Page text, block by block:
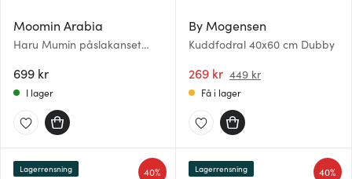
Moomin Arabia
Haru Mumin påslakanset
699 kr
I lager
By Mogensen
Kuddfodral 40x60 cm Dubby
269 kr 449 kr
Få i lager
40%
Lagerrensning 40%
Lagerrensning